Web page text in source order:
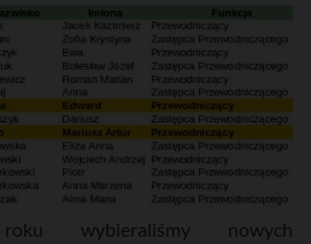
wybieraliśmy nowych